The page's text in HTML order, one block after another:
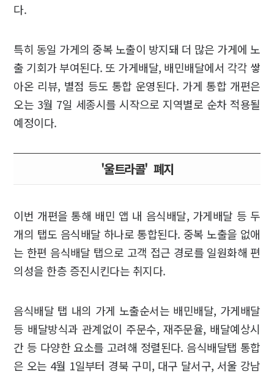
다.
특히 동일 가게의 중복 노출이 방지돼 더 많은 가게에 노
출 기회가 부여된다. 또 가게배달, 배민배달에서 각각 쌓
아온 리뷰, 별점 등도 통합 운영된다. 가게 통합 개편은
오는 3월 7일 세종시를 시작으로 지역별로 순차 적용될
예정이다.
'울트라콜' 폐지
이번 개편을 통해 배민 앱 내 음식배달, 가게배달 등 두
개의 탭도 음식배달 하나로 통합된다. 중복 노출을 없애
는 한편 음식배달 탭으로 고객 접근 경로를 일원화해 편
의성을 한층 증진시킨다는 취지다.
음식배달 탭 내의 가게 노출순서는 배민배달, 가게배달
등 배달방식과 관계없이 주문수, 재주문율, 배달예상시
간 등 다양한 요소를 고려해 정렬된다. 음식배달탭 통합
은 오는 4월 1일부터 경북 구미, 대구 달서구, 서울 강남